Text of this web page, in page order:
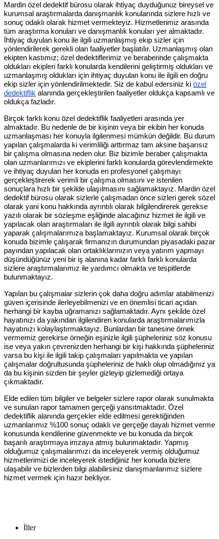
Mardin özel dedektif bürosu olarak ihtiyaç duyduğunuz bireysel ve
kurumsal araştırmalarda danışmanlık konularında sizlere hızlı ve
sonuç odaklı olarak hizmet vermekteyiz. Hizmetlerimiz arasında
tüm araştırma konuları ve danışmanlık konuları yer almaktadır.
İhtiyaç duyulan konu ile ilgili uzmanlaşmış ekip sizler için
yönlendirilerek gerekli olan faaliyetler başlatılır. Uzmanlaşmış olan
ekipten kastımız; özel dedektiflerimiz ve beraberinde çalışmakta
oldukları ekipleri farklı konularda kendilerini geliştirmiş oldukları ve
uzmanlaşmış oldukları için ihtiyaç duyulan konu ile ilgili en doğru
ekip sizler için yönlendirilmektedir. Siz de kabul edersiniz ki özel
dedektiflik alanında gerçekleştirilen faaliyetler oldukça kapsamlı ve
oldukça fazladır.
Birçok farklı konu özel dedektiflik faaliyetleri arasında yer
almaktadır. Bu nedenle de bir kişinin veya bir ekibin her konuda
uzmanlaşması her konuyla ilgilenmesi mümkün değildir. Bu durum
yapılan çalışmalarda ki verimliliği arttırmaz tam aksine başarısız
bir çalışma olmasına neden olur. Biz bizimle beraber çalışmakta
olan uzmanlarımızı ve ekiplerini farklı konularda görevlendirmekte
ve ihtiyaç duyulan her konuda en profesyonel çalışmayı
gerçekleştirerek verimli bir çalışma olmasını ve istenilen
sonuçlara hızlı bir şekilde ulaşılmasını sağlamaktayız. Mardin özel
dedektif bürosu olarak sizlerle çalışmadan önce sizleri gerek sözel
olarak yani konu hakkında ayrıntılı olarak bilgilendirerek gerekse
yazılı olarak bir sözleşme eşliğinde alacağınız hizmet ile ilgili ve
yapılacak olan araştırmaları ile ilgili ayrıntılı olarak bilgi sahibi
yaparak çalışmalarımıza başlamaktayız. Kurumsal olarak birçok
konuda bizimle çalışarak firmanızın durumundan piyasadaki pazar
payından yapılacak olan ortaklıklarınızın veya yatırım yapmayı
düşündüğünüz yeni bir iş alanına kadar farklı farklı konularda
sizlere araştırmalarımız ile yardımcı olmakta ve tespitlerde
bulunmaktayız.
Yapılan bu çalışmalar sizlerin çok daha doğru adımlar atabilmenizi
güven içerisinde ilerleyebilmenizi ve en önemlisi ticari açıdan
herhangi bir kayba uğramanızı sağlamaktadır. Aynı şekilde özel
hayatınızı da yakından ilgilendiren konularda araştırmalarımızla
hayatınızı kolaylaştırmaktayız. Bunlardan bir tanesine örnek
vermemiz gerekirse örneğin eşinizle ilgili şüpheleriniz söz konusu
ise veya yakın çevrenizden herhangi bir kişi hakkında şüpheleriniz
varsa bu kişi ile ilgili takip çalışmaları yapılmakta ve yapılan
çalışmalar doğrultusunda şüpheleriniz de haklı olup olmadığınız ya
da bu kişinin sizden bir şeyler gizleyip gizlemediği ortaya
çıkmaktadır.
Elde edilen tüm bilgiler ve belgeler sizlere rapor olarak sunulmakta
ve sunulan rapor tamamen gerçeği yansıtmaktadır. Özel
dedektiflik alanında gerçekler elde edilmesi gerektiğinden
uzmanlarımız %100 sonuç odaklı ve gerçeğe dayalı hizmet verme
konusunda kendilerine güvenmekte ve bu konuda da birçok
başarılı araştırmaya imzaya atmış bulunmaktadır. Yapmış
olduğumuz çalışmalarımızı da inceleyerek vermiş olduğumuz
hizmetlerimizi de inceleyerek istediğiniz her konuda bizlere
ulaşabilir ve bizlerden bilgi alabilirsiniz danışmanlarımız sizlere
hizmet vermek için hazır bekliyor.
İller